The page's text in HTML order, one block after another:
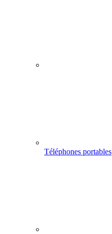
Téléphones portables